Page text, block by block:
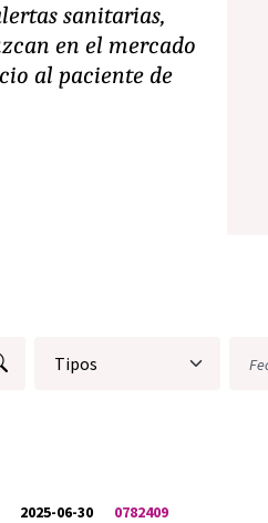
sanitarias,
en el mercado
al paciente de
2025-06-30 0782409